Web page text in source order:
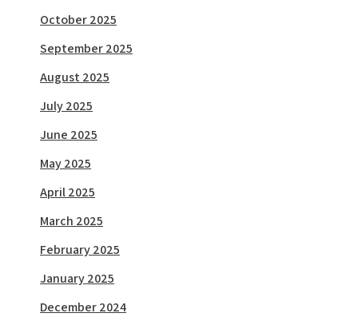
October 2025
September 2025
August 2025
July 2025
June 2025
May 2025
April 2025
March 2025
February 2025
January 2025
December 2024